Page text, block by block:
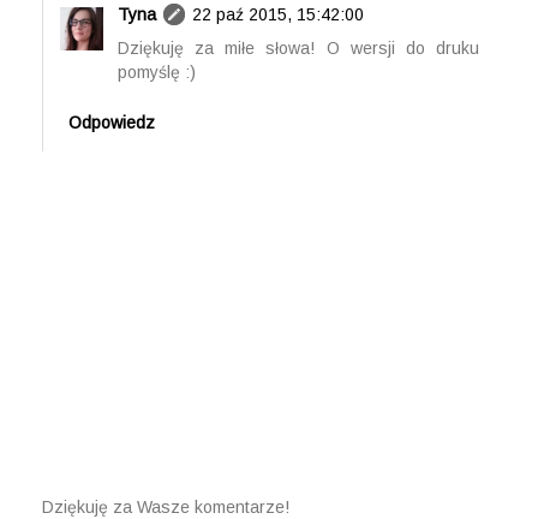
Tyna
22 paź 2015, 15:42:00
Dziękuję za miłe słowa! O wersji do druku
pomyślę :)
Odpowiedz
Dziękuję za Wasze komentarze!